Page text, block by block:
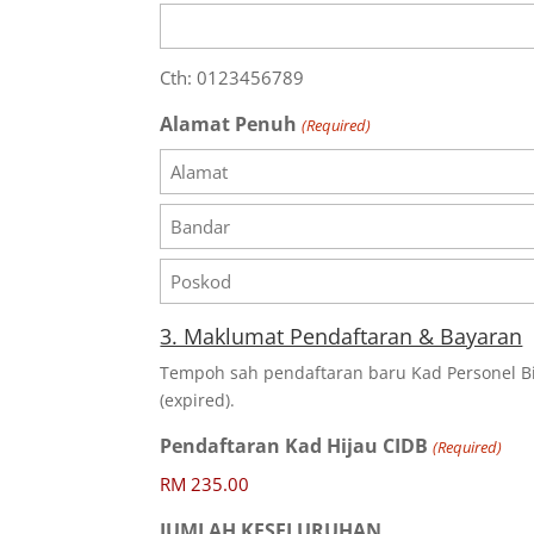
Cth: 0123456789
Alamat Penuh (Required)
Alamat
Bandar
Poskod
3. Maklumat Pendaftaran & Bayaran
Tempoh sah pendaftaran baru Kad Personel
(expired).
Pendaftaran Kad Hijau CIDB (Required)